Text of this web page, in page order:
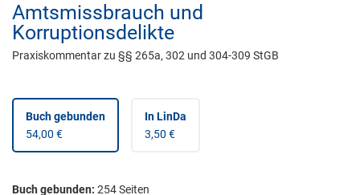
Amtsmissbrauch und
Korruptionsdelikte
Praxiskommentar zu §§ 265a, 302 und 304-309 StGB
Buch gebunden
54,00 €
In LinDa
3,50 €
Buch gebunden: 254Seiten